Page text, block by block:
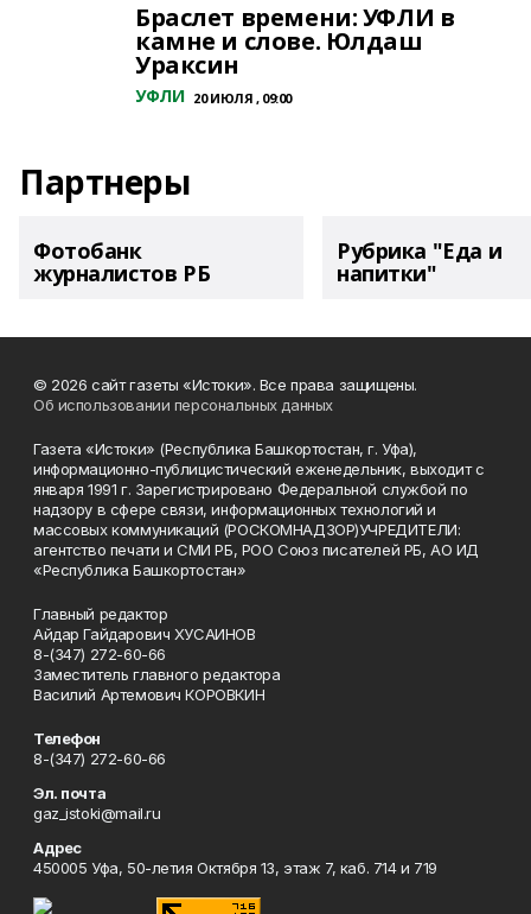
Браслет времени: УФЛИ в
камне и слове. Юлдаш
Ураксин
УФЛИ 20 ИЮЛЯ , 09:00
Партнеры
Фотобанк
журналистов РБ
Рубрика "Еда и
напитки"
© 2026 сайт газеты «Истоки». Все права защищены.
Об использовании персональных данных
Газета «Истоки» (Республика Башкортостан, г. Уфа),
информационно-публицистический еженедельник, выходит с
января 1991 г. Зарегистрировано Федеральной службой по
надзору в сфере связи, информационных технологий и
массовых коммуникаций (РОСКОМНАДЗОР)УЧРЕДИТЕЛИ:
агентство печати и СМИ РБ, РОО Союз писателей РБ, АО ИД
«Республика Башкортостан»
Главный редактор
Айдар Гайдарович ХУСАИНОВ
8-(347) 272-60-66
Заместитель главного редактора
Василий Артемович КОРОВКИН
Телефон
8-(347) 272-60-66
Эл. почта
gaz_istoki@mail.ru
Адрес
450005 Уфа, 50-летия Октября 13, этаж 7, каб. 714 и 719